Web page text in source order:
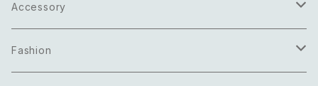
Accessory
Necklace
Fashion